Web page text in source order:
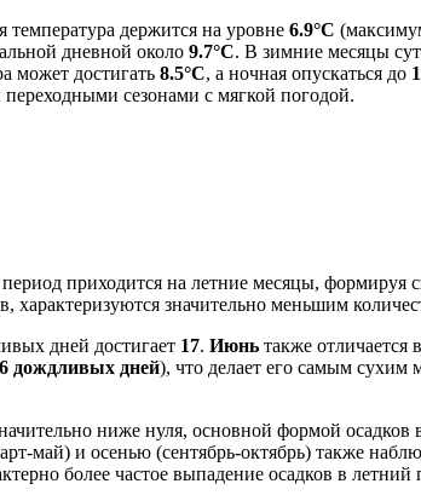
температура держится на уровне 6.9°C
дневной около 9.7°C. В зимние месяцы
может достигать 8.5°C, а ночная опускаться до
сезонами с мягкой погодой.
приходится на летние месяцы, формируя
характеризуются значительно меньшим
дней достигает 17. Июнь также отличается
6 дождливых дней), что делает его самым сухим
ниже нуля, основной формой осадков в
май) и осенью (сентябрь-октябрь) также
более частое выпадение осадков в